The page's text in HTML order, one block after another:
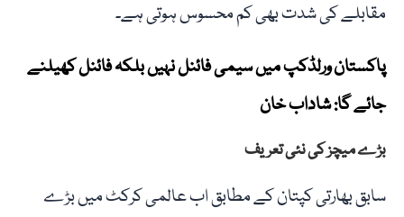
مقابلے کی شدت بھی کم محسوس ہوتی ہے۔
پاکستان ورلڈکپ میں سیمی فائنل نہیں بلکہ فائنل کھیلنے
جائے گا: شاداب خان
بڑے میچز کی نئی تعریف
سابق بھارتی کپتان کے مطابق اب عالمی کرکٹ میں بڑے